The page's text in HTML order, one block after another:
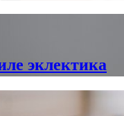
эклектика